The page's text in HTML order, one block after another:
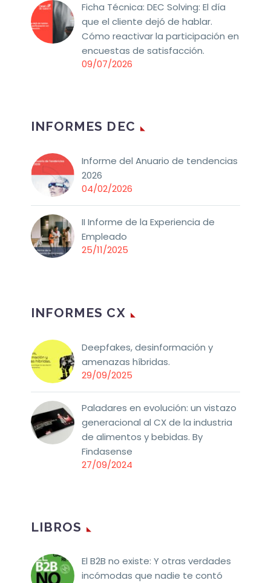
Ficha Técnica: DEC Solving: El día
que el cliente dejó de hablar.
Cómo reactivar la participación en
encuestas de satisfacción.
09/07/2026
INFORMES DEC
Informe del Anuario de tendencias
2026
04/02/2026
II Informe de la Experiencia de
Empleado
25/11/2025
INFORMES CX
Deepfakes, desinformación y
amenazas híbridas.
29/09/2025
Paladares en evolución: un vistazo
generacional al CX de la industria
de alimentos y bebidas. By
Findasense
27/09/2024
LIBROS
El B2B no existe: Y otras verdades
incómodas que nadie te contó